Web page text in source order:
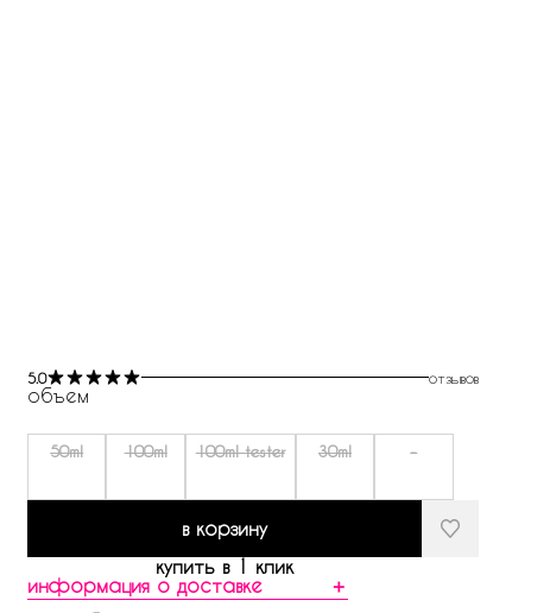
5.0 отзывов
объем
50ml 100ml 100ml tester 30ml -
в корзину
купить в 1 клик
информация о доставке
＋